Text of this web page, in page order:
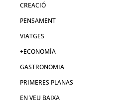
CREACIÓ
PENSAMENT
VIATGES
+ECONOMÍA
GASTRONOMIA
PRIMERES PLANAS
EN VEU BAIXA